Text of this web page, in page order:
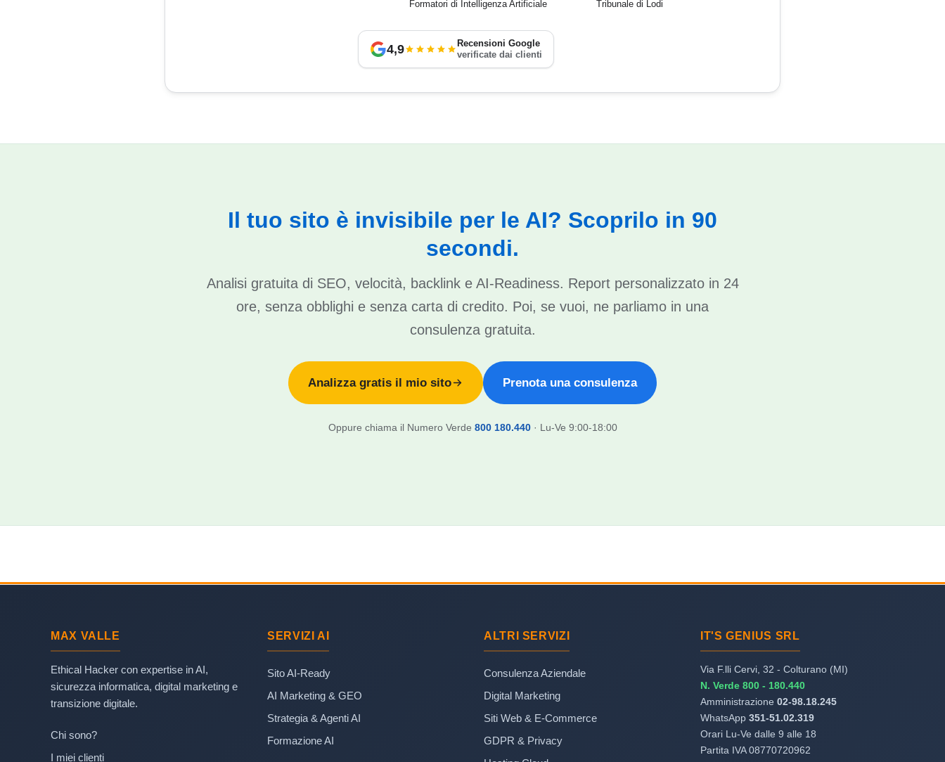
Formatori di Intelligenza Artificiale
Tribunale di Lodi
4,9
Recensioni Google
verificate dai clienti
Il tuo sito è invisibile per le AI? Scoprilo in 90
secondi.
Analisi gratuita di SEO, velocità, backlink e AI-Readiness. Report personalizzato in 24
ore, senza obblighi e senza carta di credito. Poi, se vuoi, ne parliamo in una
consulenza gratuita.
Analizza gratis il mio sito Prenota una consulenza
Oppure chiama il Numero Verde 800 180.440· Lu-Ve 9:00-18:00
MAX VALLE
Ethical Hacker con expertise in AI,
sicurezza informatica, digital marketing e
transizione digitale.
Chi sono?
I miei clienti
SERVIZI AI
Sito AI-Ready
AI Marketing & GEO
Strategia & Agenti AI
Formazione AI
ALTRI SERVIZI
Consulenza Aziendale
Digital Marketing
Siti Web & E-Commerce
GDPR & Privacy
IT'S GENIUS SRL
Via F.lli Cervi, 32 - Colturano (MI)
N. Verde 800 - 180.440
Amministrazione 02-98.18.245
WhatsApp 351-51.02.319
Orari Lu-Ve dalle 9 alle 18
Partita IVA 08770720962